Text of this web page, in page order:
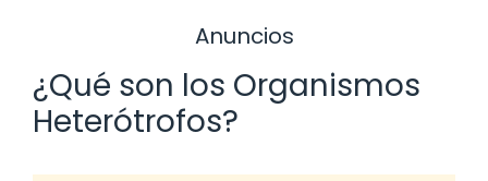
Anuncios
¿Qué son los Organismos
Heterótrofos?